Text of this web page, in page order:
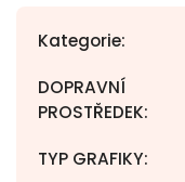
Kategorie:
DOPRAVNÍ
PROSTŘEDEK:
TYP GRAFIKY: